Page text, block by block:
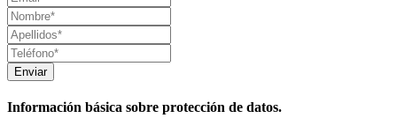
Enviar
Información básica sobre protección de datos.